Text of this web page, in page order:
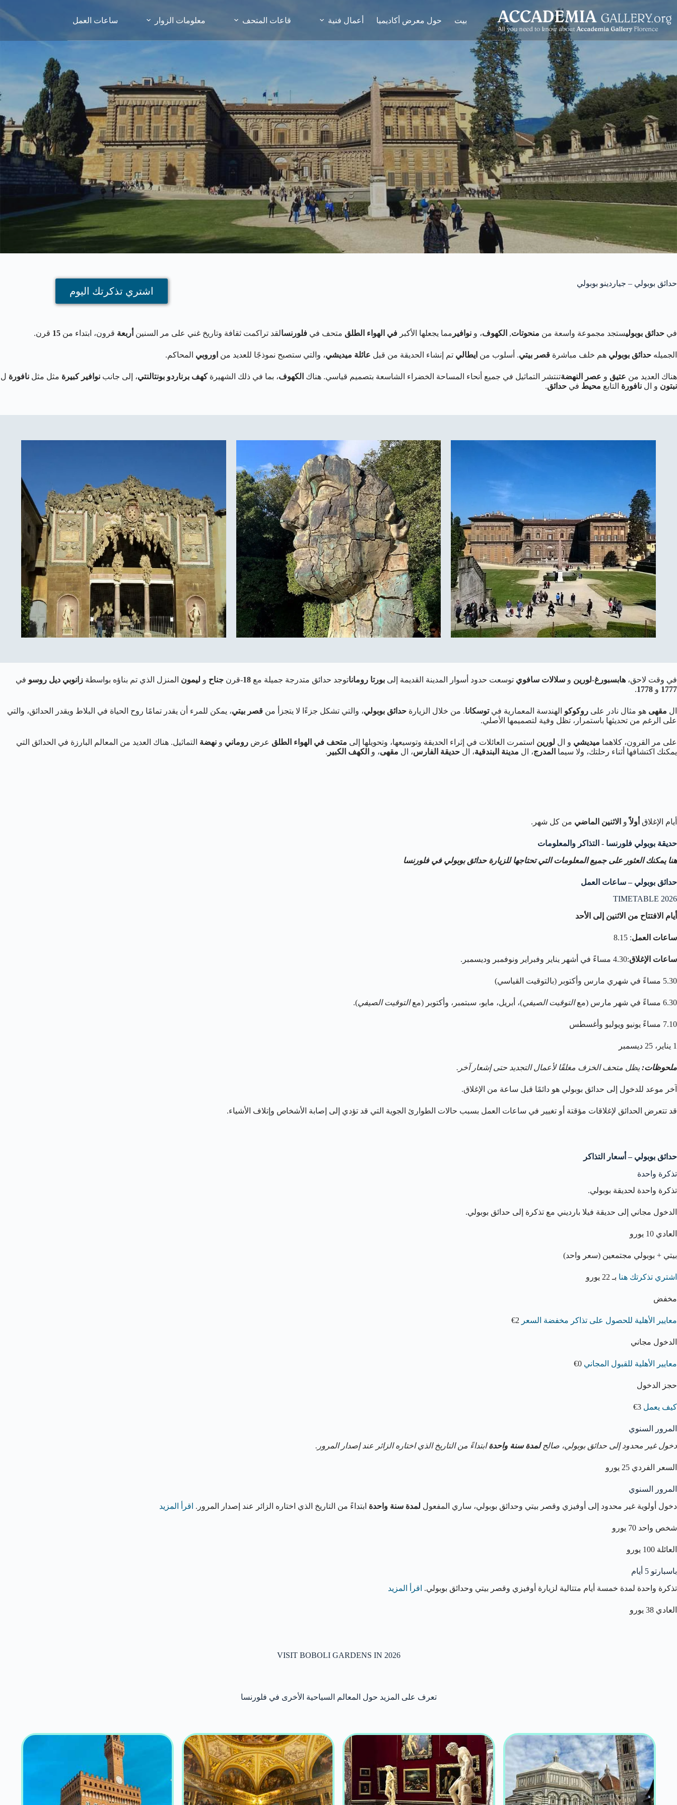
إلى
المحتوى
بيت حول معرض أكاديميا أعمال فنية قاعات المتحف معلومات الزوار ساعات العمل
حدائق بوبولي – جياردينو بوبولي
اشتري تذكرتك اليوم
في حدائق بوبوليستجد مجموعة واسعة من منحوتات, الكهوف، و نوافير مما يجعلها الأكبر في الهواء الطلق متحف في فلورنسالقد تراكمت ثقافة وتاريخ غني على مر السنين أربعة قرون، ابتداء من 15 قرن.
الجميله حدائق بوبولي هم خلف مباشرة قصر بيتي. أسلوب من ايطالي تم إنشاء الحديقة من قبل عائلة ميديشي، والتي ستصبح نموذجًا للعديد من اوروبي المحاكم.
هناك العديد من عتيق و عصر النهضةتنتشر التماثيل في جميع أنحاء المساحة الخضراء الشاسعة بتصميم قياسي. هناك الكهوف، بما في ذلك الشهيرةكهف برناردو بونتالنتي، إلى جانب نوافير كبيرة مثل مثل نافورة ل
نبتون و ال نافورة التابع محيط في حدائق.
في وقت لاحق، هابسبورغ-لورين و سلالات سافوي توسعت حدود أسوار المدينة القديمة إلى بورتا روماناتوجد حدائق متدرجة جميلة مع 18-قرن جناح و ليمون المنزل الذي تم بناؤه بواسطة زانوبي ديل روسو في
1777 و 1778
.
ال مقهى هو مثال نادر على روكوكو الهندسة المعمارية فيتوسكانا. من خلال الزيارة حدائق بوبولي، والتي تشكل جزءًا لا يتجزأ من قصر بيتي، يمكن للمرء أن يقدر تمامًا روح الحياة في البلاط ويقدر الحدائق، والتي
على الرغم من تحديثها باستمرار، تظل وفية لتصميمها الأصلي.
على مر القرون، كلاهما ميديشي و ال لورين استمرت العائلات في إثراء الحديقة وتوسيعها، وتحويلها إلى متحف في الهواء الطلق عرض روماني و نهضة التماثيل. هناك العديد من المعالم البارزة في الحدائق التي
يمكنك اكتشافها أثناء رحلتك، ولا سيما المدرج، ال مدينة البندقية، ال حديقة الفارس، ال مقهى، و الكهف الكبير .
أيام الإغلاق أولاًو الاثنين الماضي من كل شهر.
حديقة بوبولي فلورنسا - التذاكر والمعلومات
هنا يمكنك العثور على جميع المعلومات التي تحتاجها للزيارةحدائق بوبولي في فلورنسا
حدائق بوبولي – ساعات العمل
TIMETABLE 2026
أيام الافتتاح من الاثنين إلى الأحد
ساعات العمل: 8.15
ساعات الإغلاق:4.30 مساءً في أشهر يناير وفبراير ونوفمبر وديسمبر.
5.30 مساءً في شهري مارس وأكتوبر (بالتوقيت القياسي)
6.30 مساءً في شهر مارس (مع التوقيت الصيفي)، أبريل، مايو، سبتمبر، وأكتوبر (معالتوقيت الصيفي).
7.10 مساءً يونيو ويوليو وأغسطس
1 يناير، 25 ديسمبر
ملحوظات: يظل متحف الخزف مغلقًا لأعمال التجديد حتى إشعار آخر.
آخر موعد للدخول إلى حدائق بوبولي هو دائمًا قبل ساعة من الإغلاق.
قد تتعرض الحدائق لإغلاقات مؤقتة أو تغيير في ساعات العمل بسبب حالات الطوارئ الجوية التي قد تؤدي إلى إصابة الأشخاص وإتلاف الأشياء.
حدائق بوبولي – أسعار التذاكر
تذكرة واحدة
تذكرة واحدة لحديقة بوبولي.
الدخول مجاني إلى حديقة فيلا بارديني مع تذكرة إلى حدائق بوبولي.
العادي 10 يورو
بيتي + بوبولي مجتمعين (سعر واحد)
اشتري تذكرتك هنا بـ 22 يورو
مخفض
معايير الأهلية للحصول على تذاكر مخفضة السعر
الدخول مجاني
معايير الأهلية للقبول المجاني
حجز الدخول
كيف يعمل
المرور السنوي
دخول غير محدود إلى حدائق بوبولي، صالحلمدة سنة واحدةابتداءً من التاريخ الذي اختاره الزائر عند إصدار المرور.
السعر الفردي 25 يورو
المرور السنوي
دخول أولوية غير محدود إلى أوفيزي وقصر بيتي وحدائق بوبولي، ساري المفعول لمدة سنة واحدة ابتداءً من التاريخ الذي اختاره الزائر عند إصدار المرور. اقرأ المزيد
شخص واحد 70 يورو
العائلة 100 يورو
باسبارتو 5 أيام
تذكرة واحدة لمدة خمسة أيام متتالية لزيارة أوفيزي وقصر بيتي وحدائق بوبولي. اقرأ المزيد
العادي 38 يورو
VISIT BOBOLI GARDENS IN 2026
تعرف على المزيد حول المعالم السياحية الأخرى في فلورنسا